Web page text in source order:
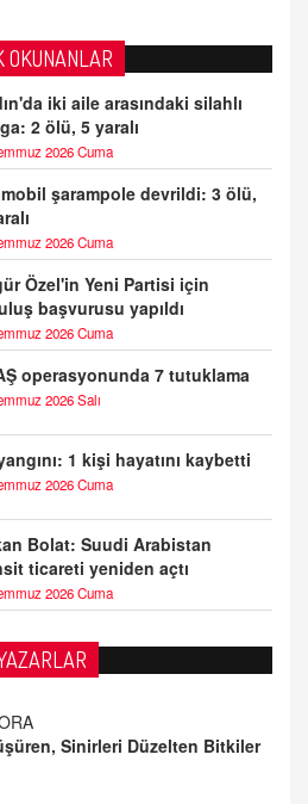
OKUNANLAR
iki aile arasındaki silahlı
2 ölü, 5 yaralı
2026 Cuma
şarampole devrildi: 3 ölü,
2026 Cuma
Özel'in Yeni Partisi için
başvurusu yapıldı
2026 Cuma
operasyonunda 7 tutuklama
2026 Salı
1 kişi hayatını kaybetti
2026 Cuma
Bolat: Suudi Arabistan
ticareti yeniden açtı
2026 Cuma
ve Tatmin: Bir Keşif Yolculuğu